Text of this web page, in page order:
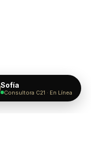
Sofía
Consultora C21 · En Línea